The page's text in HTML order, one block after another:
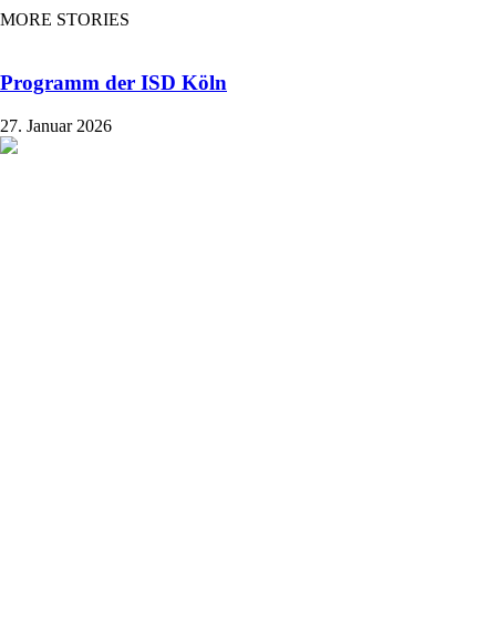
MORE STORIES
Programm der ISD Köln
27. Januar 2026